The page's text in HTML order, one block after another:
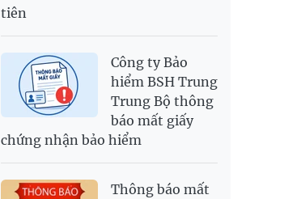
tiên
Công ty Bảo
hiểm BSH Trung
Trung Bộ thông
báo mất giấy
chứng nhận bảo hiểm
Thông báo mất